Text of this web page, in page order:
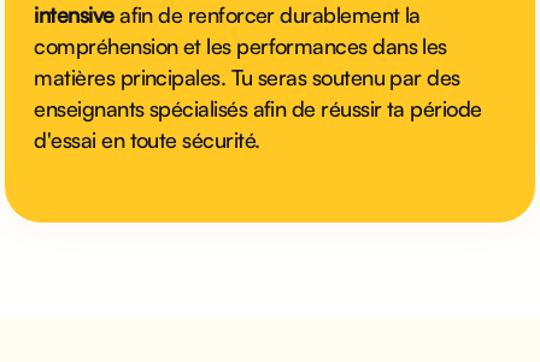
intensiveafin de renforcer durablement la
compréhension et les performances dans les
matières principales. Tu seras soutenu par des
enseignants spécialisés afin de réussir ta période
d'essai en toute sécurité.